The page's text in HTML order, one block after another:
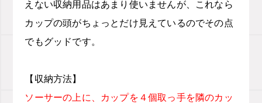
えない収納用品はあまり使いませんが、これなら
カップの頭がちょっとだけ見えているのでその点
でもグッドです。
【収納方法】
ソーサーの上に、カップを４個取っ手を隣のカッ